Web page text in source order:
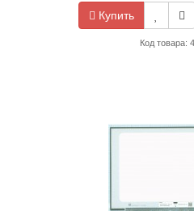
Купить
Код товара: